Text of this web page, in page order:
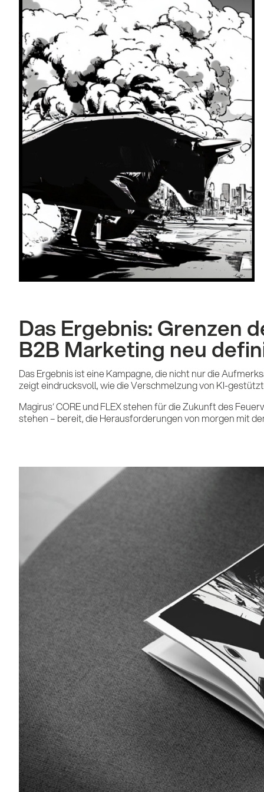
Das Ergebnis: Grenzen
B2B Marketing neu
Das Ergebnis ist eine Kampagne, die nicht nur die
zeigt eindrucksvoll, wie die Verschmelzung von KI-
Magirus‘ CORE und FLEX stehen für die Zukunft des
stehen – bereit, die Herausforderungen von morgen mit